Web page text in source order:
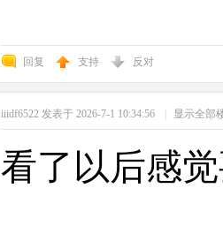
回复 支持 反对
iiidf6522 发表于 2026-7-1 10:34:56 | 显示全部
看了以后感